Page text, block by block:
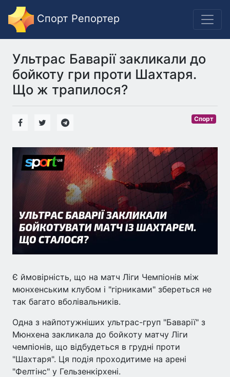
Спорт Репортер
Ультрас Баварії закликали до
бойкоту гри проти Шахтаря.
Що ж трапилося?
Спорт
Є ймовірність, що на матч Ліги Чемпіонів між
мюнхенським клубом і "гірниками" збереться не
так багато вболівальників.
Одна з найпотужніших ультрас-груп "Баварії" з
Мюнхена закликала до бойкоту матчу Ліги
чемпіонів, що відбудеться в грудні проти
"Шахтаря". Ця подія проходитиме на арені
"Фелтінс" у Гельзенкірхені.